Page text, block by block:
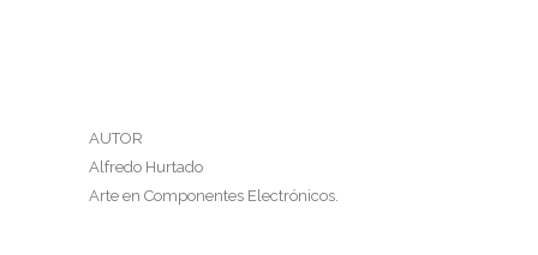
AUTOR
Alfredo Hurtado
Arte en Componentes Electrónicos.